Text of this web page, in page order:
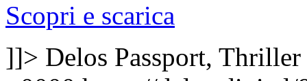
Scopri e scarica
]]> Delos Passport, Thriller